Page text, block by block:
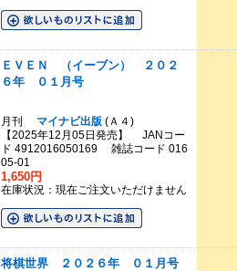
ＥＶＥＮ （イーブン） ２０２
６年 ０１月号
月刊 マイナビ出版(Ａ４)
【2025年12月05日発売】 JANコー
ド 4912016050169 雑誌コード 016
05-01
1,650円
在庫状況：現在ご注文いただけません
将棋世界 ２０２６年 ０１月号